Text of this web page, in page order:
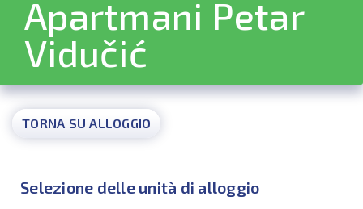
Apartmani Petar
Vidučić
TORNA SU ALLOGGIO
Selezione delle unità di alloggio